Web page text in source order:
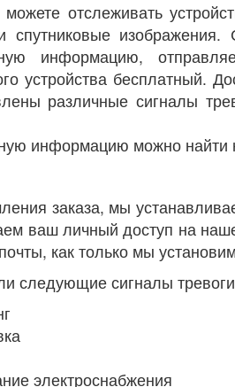
отслеживать
спутниковые изображения.
информацию,
устройства бесплатный.
различные сигналы
информацию можно найти
заказа, мы
ваш личный доступ на
как только мы
следующие сигналы
электроснабжения